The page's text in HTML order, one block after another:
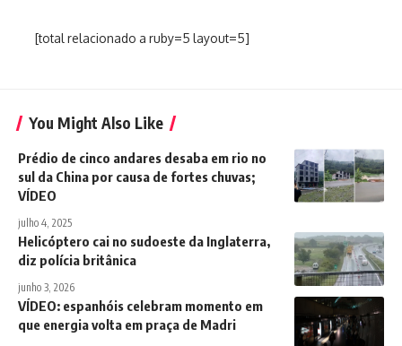
[total relacionado a ruby=5 layout=5]
You Might Also Like
Prédio de cinco andares desaba em rio no
sul da China por causa de fortes chuvas;
VÍDEO
julho 4, 2025
Helicóptero cai no sudoeste da Inglaterra,
diz polícia britânica
junho 3, 2026
VÍDEO: espanhóis celebram momento em
que energia volta em praça de Madri